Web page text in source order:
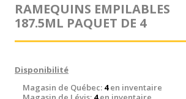
RAMEQUINS EMPILABLES
187.5ML PAQUET DE 4
Disponibilité
Magasin de Québec: 4en inventaire